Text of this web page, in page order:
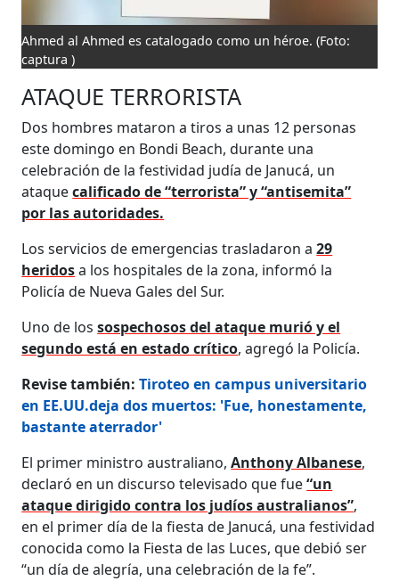
Ahmed al Ahmed es catalogado como un héroe.(Foto:
captura )
ATAQUE TERRORISTA
Dos hombres mataron a tiros a unas 12 personas
este domingo en Bondi Beach, durante una
celebración de la festividad judía de Janucá, un
ataquecalificado de “terrorista” y “antisemita”
por las autoridades.
Los servicios de emergencias trasladaron a 29
heridosa los hospitales de la zona, informó la
Policía de Nueva Gales del Sur.
Uno de lossospechosos del ataque murió y el
segundo está en estado crítico, agregó la Policía.
Revise también:Tiroteo en campus universitario
en EE.UU.deja dos muertos: 'Fue, honestamente,
bastante aterrador'
El primer ministro australiano,Anthony Albanese,
declaró en un discurso televisado que fue“un
ataque dirigido contra los judíos australianos”,
en el primer día de la fiesta de Janucá, una festividad
conocida como la Fiesta de las Luces, que debió ser
“un día de alegría, una celebración de la fe”.